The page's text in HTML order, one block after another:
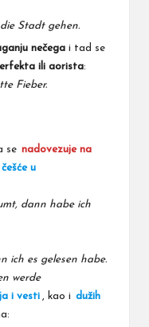
Stadt gehen.
nečega i tad se
ili aorista:
Fieber.
se nadovezuje na
češće u
dann habe ich
ich es gelesen habe.
werde
i vesti , kao i dužih